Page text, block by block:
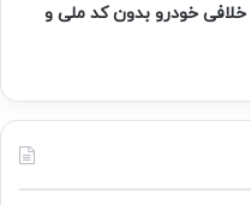
خلافی خودرو بدون کد ملی و